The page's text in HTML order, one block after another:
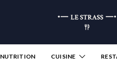
NUTRITION CUISINE